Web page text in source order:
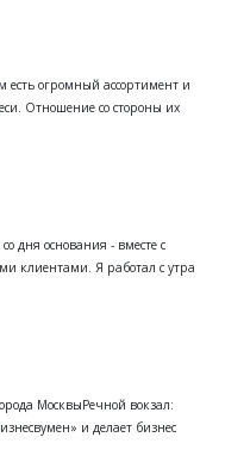
есть огромный ассортимент и
Отношение со стороны их
дня основания - вместе с
клиентами. Я работал с утра
МосквыРечной вокзал:
и делает бизнес